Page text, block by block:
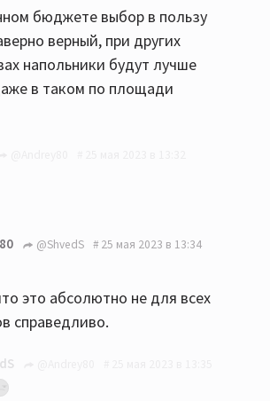
бюджете выбор в пользу
верный, при других
напольники будут лучше
в таком по площади
и субъективно, то спорно... У меня
полочник умудрились завести
муж не доделал подготовку
те же 630 или целаны
вообще бы порвали думаю, так что
20-22 квм никаких напольников...
@ShvedS 25 мая 2023 в 13:34
это абсолютно не для всех
справедливо.